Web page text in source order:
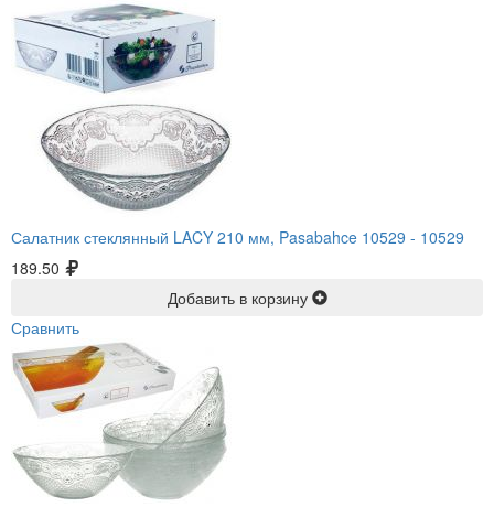
Салатник стеклянный LACY 210 мм, Pasabahce 10529 - 10529
189.50
Добавить в корзину
Сравнить